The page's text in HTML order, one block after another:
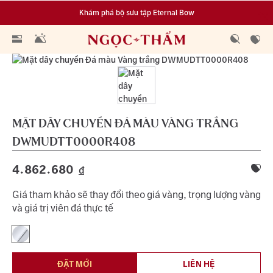
Khám phá bộ sưu tập Eternal Bow
Đa dạng lựa chọn tích luỹ từ 0.1 chỉ vàng 999.9
MẶT DÂY CHUYỀN ĐÁ MÀU VÀNG TRẮNG
DWMUDTT0000R408
4.862.680 đ
Giá tham khảo sẽ thay đổi theo giá vàng, trọng lượng vàng
và giá trị viên đá thực tế
ĐẶT MỚI LIÊN HỆ